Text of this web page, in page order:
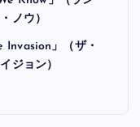
ノウ）
」（ザ・
ジョン）